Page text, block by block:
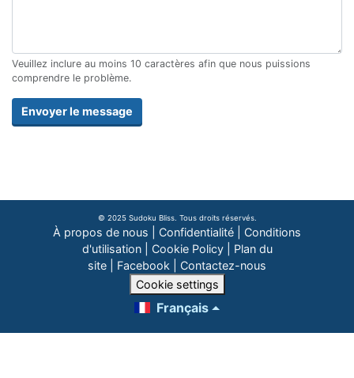
Veuillez inclure au moins 10 caractères afin que nous puissions
comprendre le problème.
Envoyer le message
© 2025 Sudoku Bliss. Tous droits réservés.
À propos de nous Confidentialité
Conditions
d'utilisation| Cookie Policy| Plan du
site
Facebook
Contactez-nous
Cookie settings
Français